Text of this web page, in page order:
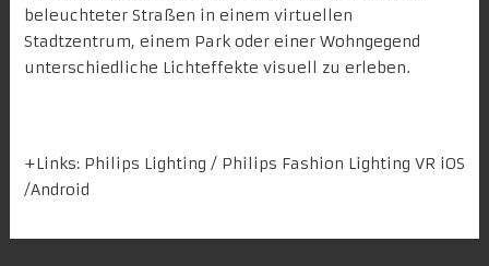
beleuchteter Straßen in einem virtuellen
Stadtzentrum, einem Park oder einer Wohngegend
unterschiedliche Lichteffekte visuell zu erleben.
+Links: Philips Lighting / Philips Fashion Lighting VR iOS
/Android